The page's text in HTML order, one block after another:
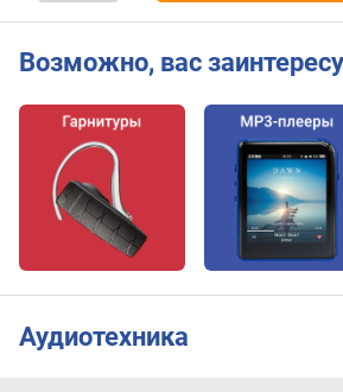
Г
)
м
а
к
с
Возможно, вас
Аудиотехника